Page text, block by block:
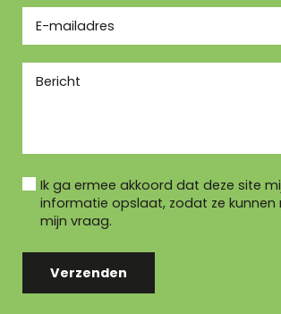
Ik ga ermee akkoord dat deze site
informatie opslaat, zodat ze kunnen
mijn vraag.
Verzenden